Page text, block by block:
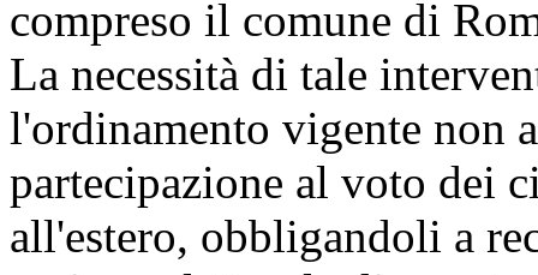
compreso il comune di
La necessità di tale
l'ordinamento vigente non
partecipazione al voto dei
all'estero, obbligandoli a